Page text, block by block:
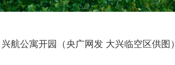
兴航公寓开园（央广网发 大兴临空区供图）